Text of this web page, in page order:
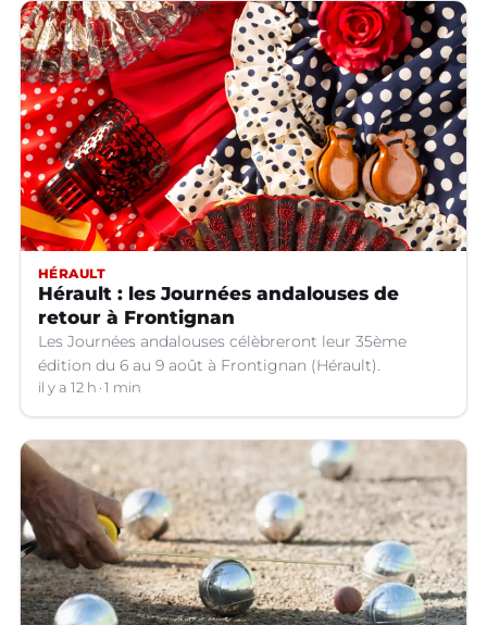
HÉRAULT
Hérault : les Journées andalouses de
retour à Frontignan
Les Journées andalouses célèbreront leur 35ème
édition du 6 au 9 août à Frontignan (Hérault).
il y a 12 h 1 min